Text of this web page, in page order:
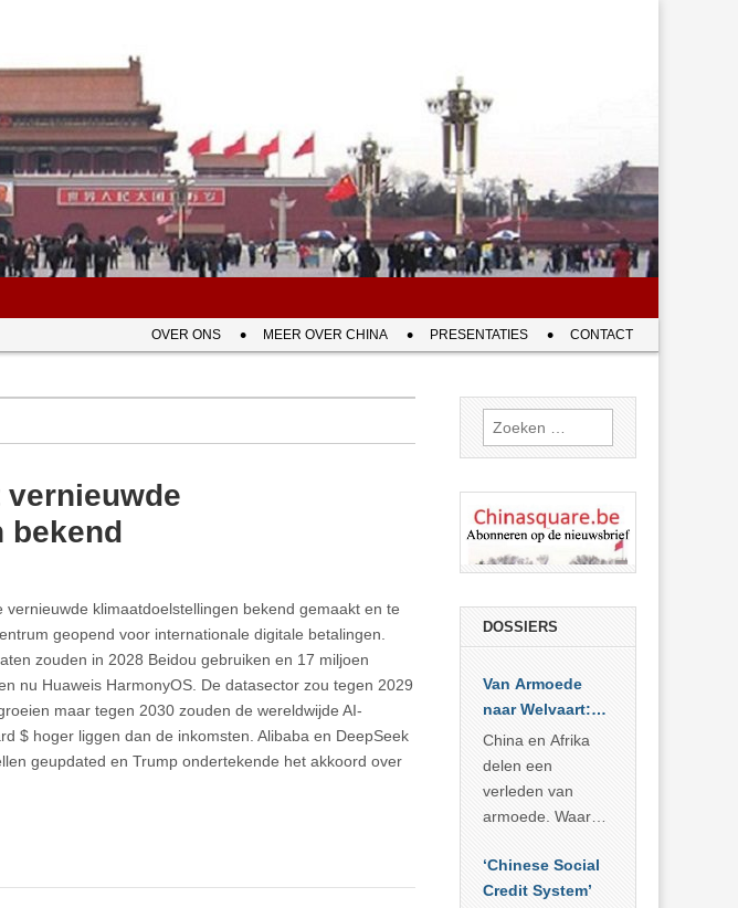
OVER ONS MEER OVER CHINA PRESENTATIES CONTACT
bekend
vernieuwde klimaatdoelstellingen bekend gemaakt en te
geopend voor internationale digitale betalingen.
zouden in 2028 Beidou gebruiken en 17 miljoen
nu Huaweis HarmonyOS. De datasector zou tegen 2029
maar tegen 2030 zouden de wereldwijde AI-
$ hoger liggen dan de inkomsten. Alibaba en DeepSeek
geupdated en Trump ondertekende het akkoord over
Zoeken
naar:
DOSSIERS
Van Armoede
naar Welvaart:
Wat Afrika kan
leren van
China’s
economisch
China en Afrika
delen een
verleden van
armoede. Waar
voorbije veertig
jaar in slaagde
‘Chinese Social
Credit System’